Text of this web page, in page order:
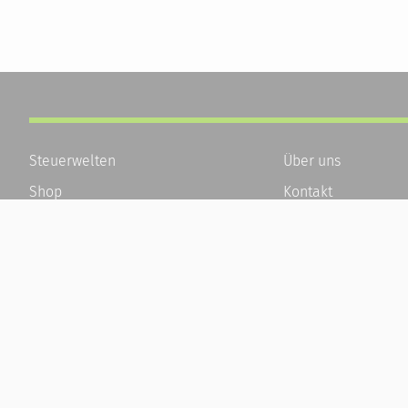
Steuerwelten
Shop
Über uns
Kontakt